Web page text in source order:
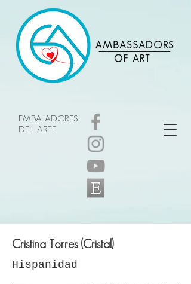
EMBAJADORES
DEL ARTE
Cristina Torres (Cristal)
Hispanidad